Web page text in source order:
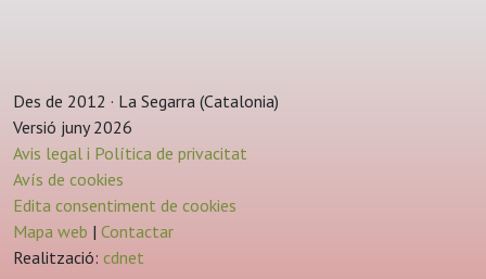
Des de 2012 · La Segarra (Catalonia)
Versió juny 2026
Avis legal i Política de privacitat
Avís de cookies
Edita consentiment de cookies
Mapa web | Contactar
Realització: cdnet